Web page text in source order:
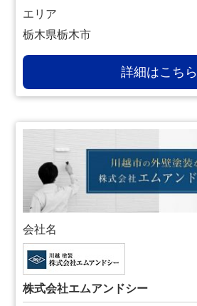
エリア
栃木県栃木市
詳細はこちら
会社名
株式会社エムアンドシー